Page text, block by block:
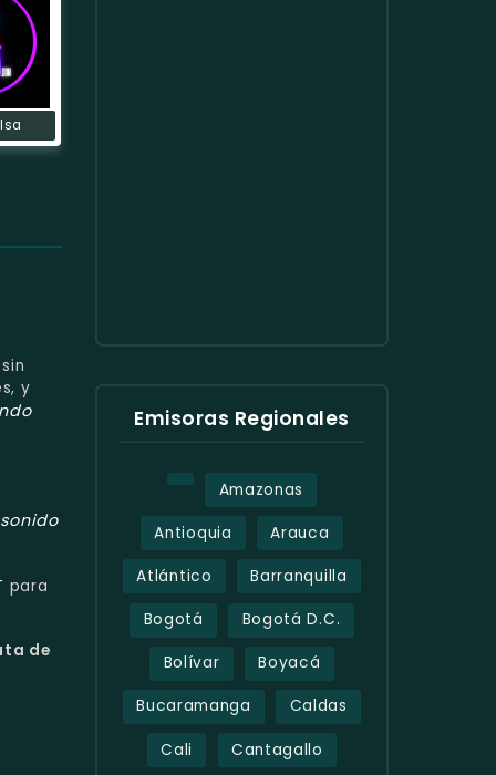
sin
y
sonido
para
de
Emisoras Regionales
Amazonas
Antioquia Arauca
Atlántico Barranquilla
Bogotá Bogotá D.C.
Bolívar Boyacá
Bucaramanga Caldas
Cali Cantagallo